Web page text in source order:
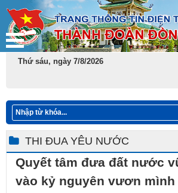
Thứ sáu, ngày 7/8/2026
THI ĐUA YÊU NƯỚC
Quyết tâm đưa đất nước
vào kỷ nguyên vươn mình